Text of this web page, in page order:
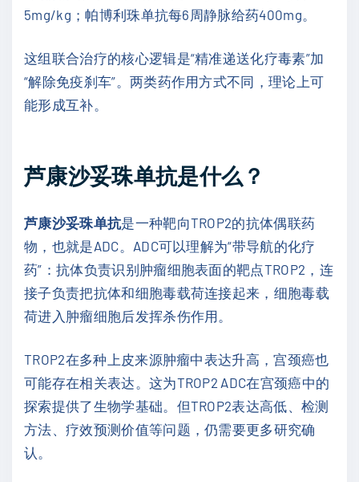
5mg/kg；帕博利珠单抗每6周静脉给药400mg。
这组联合治疗的核心逻辑是“精准递送化疗毒素”加
“解除免疫刹车”。两类药作用方式不同，理论上可
能形成互补。
芦康沙妥珠单抗是什么？
芦康沙妥珠单抗是一种靶向TROP2的抗体偶联药
物，也就是ADC。ADC可以理解为“带导航的化疗
药”：抗体负责识别肿瘤细胞表面的靶点TROP2，连
接子负责把抗体和细胞毒载荷连接起来，细胞毒载
荷进入肿瘤细胞后发挥杀伤作用。
TROP2在多种上皮来源肿瘤中表达升高，宫颈癌也
可能存在相关表达。这为TROP2 ADC在宫颈癌中的
探索提供了生物学基础。但TROP2表达高低、检测
方法、疗效预测价值等问题，仍需要更多研究确
认。